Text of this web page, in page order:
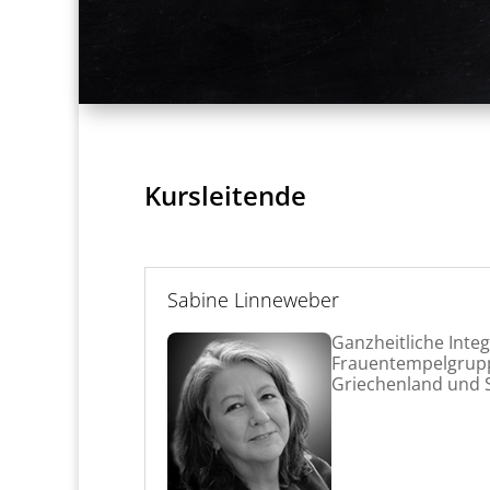
Kursleitende
Sabine Linneweber
Ganzheitliche
Griechenland und